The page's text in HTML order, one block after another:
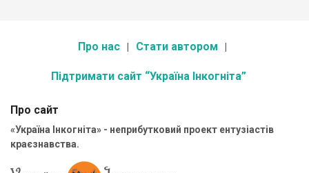
Про нас Стати автором
Підтримати сайт “Україна Інкогніта”
Про сайт
«Україна Інкогніта» - неприбутковий проект ентузіастів
краєзнавства.